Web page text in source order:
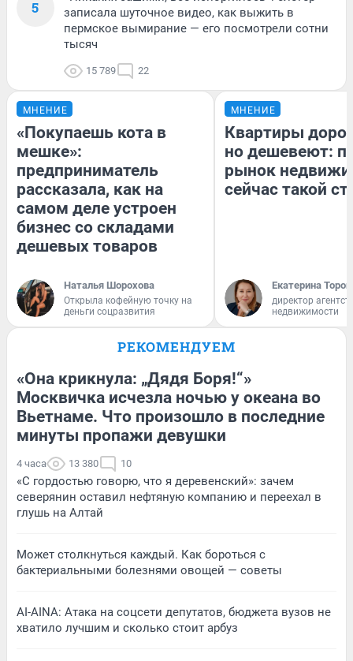
5
записала шуточное видео, как выжить в
пермское вымирание — его посмотрели сотни
тысяч
15 789 22
МНЕНИЕ
«Покупаешь кота в
мешке»:
предприниматель
рассказала, как на
самом деле устроен
бизнес со складами
дешевых товаров
Наталья Шорохова
Открыла кофейную точку на
деньги соцразвития
МНЕНИЕ
Квартиры
но дешевеют:
рынок
сейчас такой
Екатерина
директор
недвижимости
РЕКОМЕНДУЕМ
«Она крикнула: „Дядя Боря!“»
Москвичка исчезла ночью у океана во
Вьетнаме. Что произошло в последние
минуты пропажи девушки
4 часа 13 380 10
«С гордостью говорю, что я деревенский»: зачем
северянин оставил нефтяную компанию и переехал в
глушь на Алтай
Может столкнуться каждый. Как бороться с
бактериальными болезнями овощей — советы
AI-AINA: Атака на соцсети депутатов, бюджета вузов не
хватило лучшим и сколько стоит арбуз